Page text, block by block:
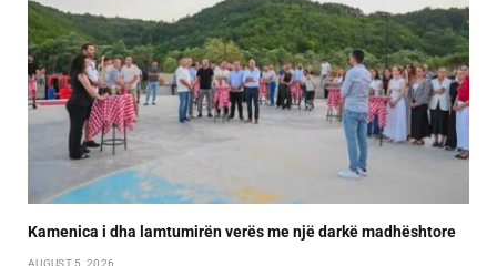
Kamenica i dha lamtumirën verës me një darkë madhështore
AUGUST 5, 2026